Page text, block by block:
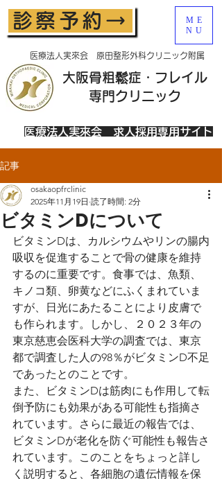
診察予約→
ME
NU
大阪骨粗鬆症・フレイル
​専門クリニック
医療法人実來会 原田整形外科クリニック附属
医療法人実來会 求人採用専用サイト
記事
ビタミンDについて
osakaopfrclinic
2025年11月19日 読了時間: 2分
ビタミンDは、カルシウムやリンの腸内
吸収を促進することで骨の健康を維持
するのに重要です。食事では、魚類、
キノコ類、卵黄などにふくまれていま
すが、日光にあたることにより皮膚で
も作られます。しかし、２０２３年の
東京慈恵会医科大学の調査では、東京
都で調査した人の98％がビタミンD不足
であったとのことです。
また、ビタミンDは筋肉にも作用して転
倒予防にも効果がある可能性も指摘さ
れています。さらに最近の報告では、
ビタミンDが老化を防ぐ可能性も報告さ
れています。このことをちょっと詳し
く説明すると、各細胞の遺伝情報を保